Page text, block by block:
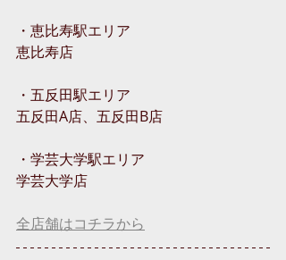
・恵比寿駅エリア
恵比寿店
・五反田駅エリア
五反田A店、五反田B店
・学芸大学駅エリア
学芸大学店
全店舗はコチラから